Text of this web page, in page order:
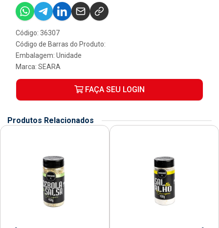
Código: 36307
Código de Barras do Produto:
Embalagem: Unidade
Marca: SEARA
FAÇA SEU LOGIN
Produtos Relacionados